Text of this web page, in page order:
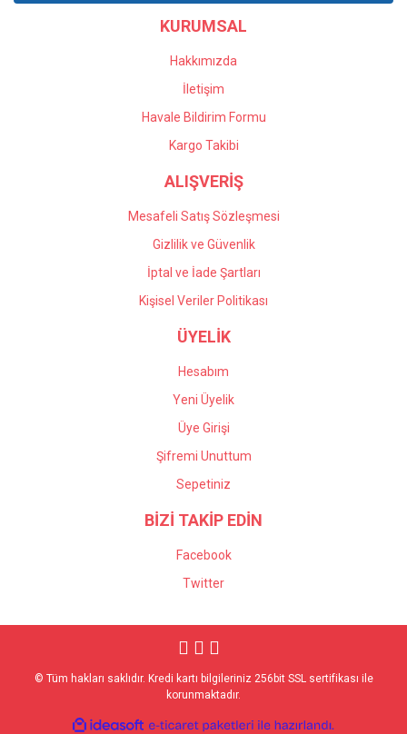
KURUMSAL
Hakkımızda
İletişim
Havale Bildirim Formu
Kargo Takibi
ALIŞVERİŞ
Mesafeli Satış Sözleşmesi
Gizlilik ve Güvenlik
İptal ve İade Şartları
Kişisel Veriler Politikası
ÜYELİK
Hesabım
Yeni Üyelik
Üye Girişi
Şifremi Unuttum
Sepetiniz
BİZİ TAKİP EDİN
Facebook
Twitter
© Tüm hakları saklıdır. Kredi kartı bilgileriniz 256bit SSL sertifikası ile
korunmaktadır.
ideasoft e-